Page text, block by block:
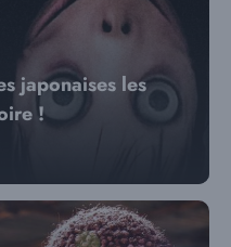
japonaises les
!